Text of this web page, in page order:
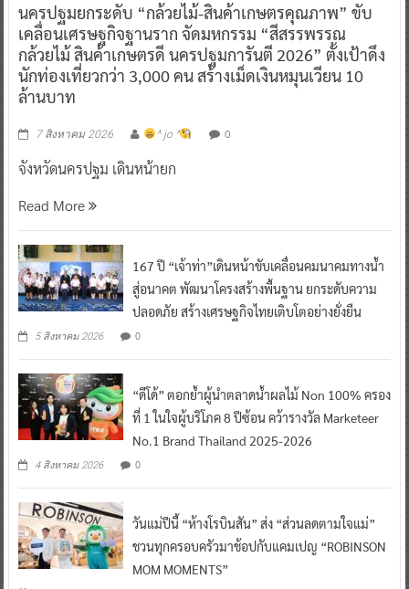
นครปฐมยกระดับ “กล้วยไม้-สินค้าเกษตรคุณภาพ” ขับ
เคลื่อนเศรษฐกิจฐานราก จัดมหกรรม “สีสรรพรรณ
กล้วยไม้ สินค้าเกษตรดี นครปฐมการันตี 2026” ตั้งเป้าดึง
นักท่องเที่ยวกว่า 3,000 คน สร้างเม็ดเงินหมุนเวียน 10
ล้านบาท
7 สิงหาคม 2026 ^ jo ^ 0
จังหวัดนครปฐม เดินหน้ายก
Read More
167 ปี “เจ้าท่า”เดินหน้าขับเคลื่อนคมนาคมทางน้ำ
สู่อนาคต พัฒนาโครงสร้างพื้นฐาน ยกระดับความ
ปลอดภัย สร้างเศรษฐกิจไทยเติบโตอย่างยั่งยืน
5 สิงหาคม 2026 0
“ดีโด้” ตอกย้ำผู้นำตลาดน้ำผลไม้ Non 100% ครอง
ที่ 1 ในใจผู้บริโภค 8 ปีซ้อน คว้ารางวัล Marketeer
No.1 Brand Thailand 2025-2026
4 สิงหาคม 2026 0
วันแม่ปีนี้ “ห้างโรบินสัน” ส่ง “ส่วนลดตามใจแม่”
ชวนทุกครอบครัวมาช้อปกับแคมเปญ “ROBINSON
MOM MOMENTS”